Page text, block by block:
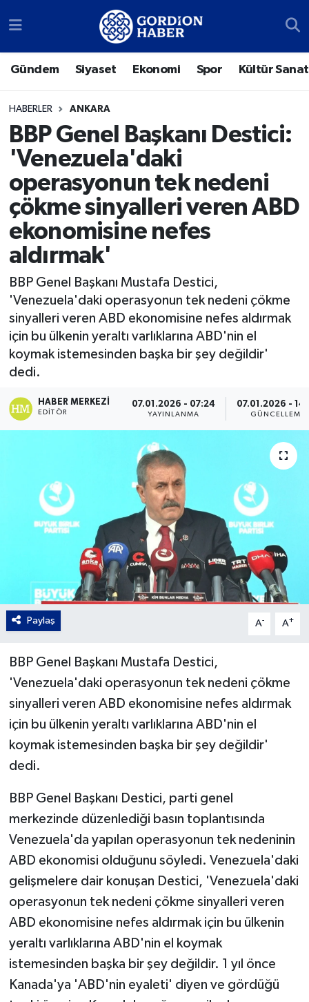
Gündem Siyaset Ekonomi Spor Kültür Sanat
HABERLER ANKARA
BBP Genel Başkanı Destici:
'Venezuela'daki
operasyonun tek nedeni
çökme sinyalleri veren ABD
ekonomisine nefes
aldırmak'
BBP Genel Başkanı Mustafa Destici,
'Venezuela'daki operasyonun tek nedeni çökme
sinyalleri veren ABD ekonomisine nefes aldırmak
için bu ülkenin yeraltı varlıklarına ABD'nin el
koymak istemesinden başka bir şey değildir'
dedi.
HABER MERKEZI
EDITÖR
07.01.2026 - 07:24
YAYINLANMA
07.01.2026 -
GÜNCELLEME
Paylaş A- A+
BBP Genel Başkanı Mustafa Destici,
'Venezuela'daki operasyonun tek nedeni çökme
sinyalleri veren ABD ekonomisine nefes aldırmak
için bu ülkenin yeraltı varlıklarına ABD'nin el
koymak istemesinden başka bir şey değildir'
dedi.
BBP Genel Başkanı Destici, parti genel
merkezinde düzenlediği basın toplantısında
Venezuela'da yapılan operasyonun tek nedeninin
ABD ekonomisi olduğunu söyledi. Venezuela'daki
gelişmelere dair konuşan Destici, 'Venezuela'daki
operasyonun tek nedeni çökme sinyalleri veren
ABD ekonomisine nefes aldırmak için bu ülkenin
yeraltı varlıklarına ABD'nin el koymak
istemesinden başka bir şey değildir. 1 yıl önce
Kanada'ya 'ABD'nin eyaleti' diyen ve gördüğü
Sosyal Medya Hesaplarımız
Siyaset
Ekonomi
Spor
Kültür Sanat
Türk Dünyası
Polatlı
Gordion
Ankara Nöbetçi Eczaneler
Ankara Trafik Yoğunluk Haritası
Süper Lig Puan Durumu ve Fikstür
Tüm Manşetler
Son Dakika Haberleri
Haber Arşivi